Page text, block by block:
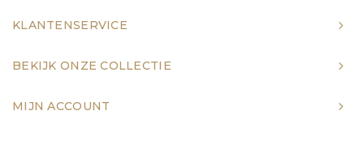
KLANTENSERVICE
BEKIJK ONZE COLLECTIE
MIJN ACCOUNT